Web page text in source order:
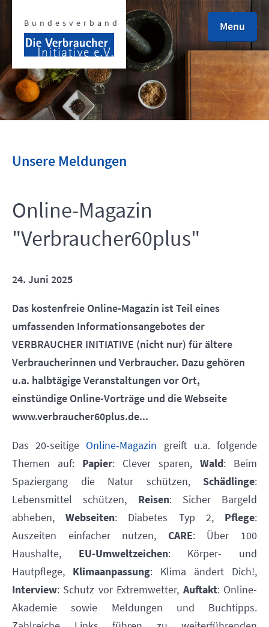
Bundesverband Menu
Unsere Meldungen
Online-Magazin
"Verbraucher60plus"
24. Juni 2025
Das kostenfreie Online-Magazin ist Teil eines
umfassenden Informationsangebotes der
VERBRAUCHER INITIATIVE (nicht nur) für ältere
Verbraucherinnen und Verbraucher. Dazu gehören
u.a. halbtägige Veranstaltungen vor Ort,
einstündige Online-Vorträge und die Webseite
www.verbraucher60plus.de...
Das 20-seitige Online-Magazin greift u.a. folgende
Themen auf: Papier: Clever sparen, Wald: Beim
Spaziergang die Natur schützen, Schädlinge:
Lebensmittel schützen, Reisen: Sicher Bargeld
abheben,Webseiten: Diabetes Typ 2, Pflege:
Auszeiten einfacher nutzen, CARE: Über 100
Haushalte, EU-Umweltzeichen: Körper- und
Hautpflege, Klimaanpassung: Klima ändert Dich!,
Interview: Schutz vor Extremwetter, Auftakt: Online-
Akademie sowie Meldungen und Buchtipps.